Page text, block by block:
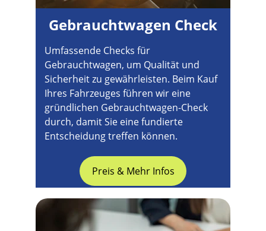
Gebrauchtwagen Check
Umfassende Checks für
Gebrauchtwagen, um Qualität und
Sicherheit zu gewährleisten. Beim Kauf
Ihres Fahrzeuges führen wir eine
gründlichen Gebrauchtwagen-Check
durch, damit Sie eine fundierte
Entscheidung treffen können.
Preis & Mehr Infos